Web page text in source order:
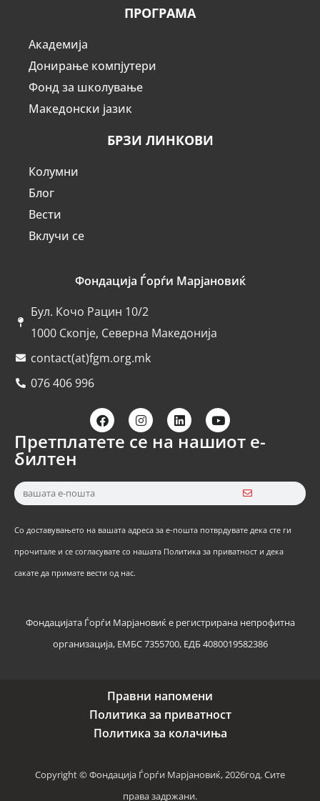
ПРОГРАМА
Академија
Донирање компјутери
Фонд за школување
Македонски јазик
БРЗИ ЛИНКОВИ
Колумни
Блог
Вести
Вклучи се
Фондација Ѓорѓи Марјановиќ
Бул. Кочо Рацин 10/2
1000 Скопје, Северна Македонија
contact(at)fgm.org.mk
076 406 996
Претплатете се на нашиот е-
билтен
Со доставувањето на вашата адреса за е-пошта потврдувате дека сте ги
прочитале и се согласувате со нашата Политика за приватност и дека
сакате да примате вести од нас.
Фондацијата Ѓорѓи Марјановиќ е регистрирана непрофитна
организација, ЕМБС 7355700, ЕДБ 4080019582386
Правни напомени
Политика за приватност
Политика за колачиња
Copyright © Фондација Ѓорѓи Марјановиќ, 2026год. Сите
права задржани.